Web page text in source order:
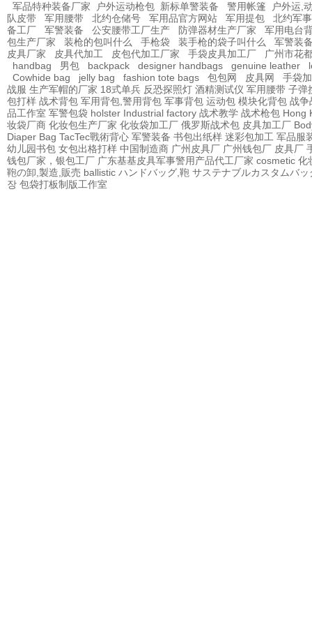
军品特种装备厂家 户外运动枪包 新标单警装备 警用帐篷
户外运,
队皮带
军用腰带 北约仓储号 军用品官方网站 军用提包
北约军
备工厂
军警装备 公安腰带工厂生产 防弹器材生产厂家
军用电台
包生产厂家
装枪的包叫什么 手枪袋 装手枪的袋子叫什么
军警装
皮具厂家
皮具代加工 皮包代加工厂家 手袋皮具加工厂
广州市花
handbag
男包 backpack designer handbags genuine leather
Cowhide bag
jelly bag fashion tote bags 包包网 皮具网
手袋
战服 生产军帽的厂家 18式单兵 反恐探照灯 酒精测试仪 军用腰带 子弹
包打样 战术背包 军用背包,警用背包 军事背包 运动包 模块化背包 战争
品工作室 军警包袋 holster Industrial factory 战术教学 战术枪包 Hong
妆袋厂商 化妆包生产厂家 化妆袋加工厂 俄罗斯战术包 皮具加工厂
Diaper Bag TacTec戰術背心 军警装备 书包出纸样 迷彩包加工 军品服
幼儿园书包 女包出格打样 中国制造商 广州皮具厂 广州钱包厂 皮具厂
钱包厂家，银包工厂 广东基基皮具军事警用产品代工厂家 cosmetic 化
鞄の卸,製造,販売 ballistic ハンドバッグ,鞄 サステナブルカスタムバッ
장 包袋打板制版工作室